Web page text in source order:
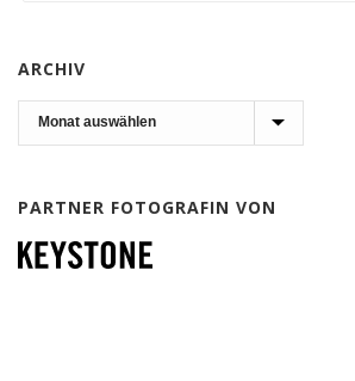
ARCHIV
Archiv
PARTNER FOTOGRAFIN VON